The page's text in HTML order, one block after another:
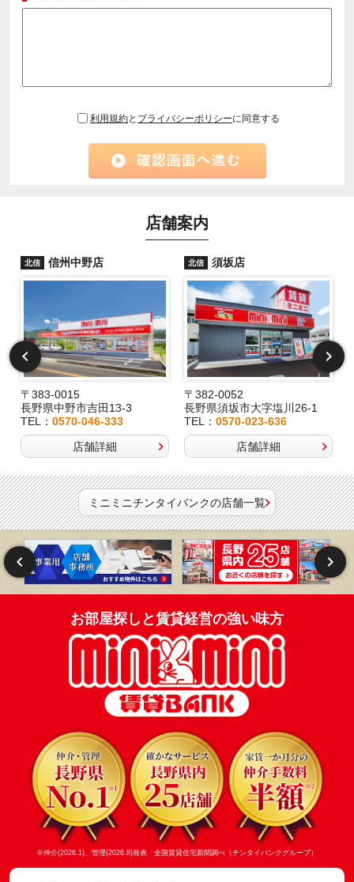
利用規約と プライバシーポリシーに同意する
店舗案内
北信 信州中野店
〒383-0015
長野県中野市吉田13-3
TEL： 0570-046-333
店舗詳細
北信 須坂店
〒382-0052
長野県須坂市大字塩川26-1
TEL：0570-023-636
店舗詳細
ミニミニチンタイバンクの店舗一覧
お部屋探しと賃貸経営の強い味方
※仲介(2026.1)、管理(2026.8)発表 全国賃貸住宅新聞調べ（チンタイバンクグループ）